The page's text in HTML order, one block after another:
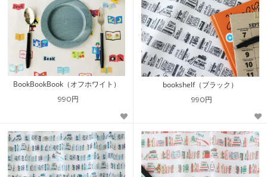
BookBookBook（オフホワイト）
990円
bookshelf（ブラック）
990円